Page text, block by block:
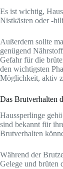
Es ist wichtig,
Nistkästen oder -
Außerdem sollte
genügend
Gefahr für die
den wichtigsten
Möglichkeit, aktiv
Das Brutverhalten
Haussperlinge
sind bekannt für
Brutverhalten
Während der
Gelege und brüten